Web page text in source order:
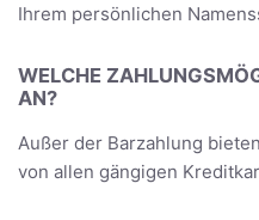
Ihrem persönlichen
WELCHE
AN?
Außer der Barzahlung
von allen gängigen